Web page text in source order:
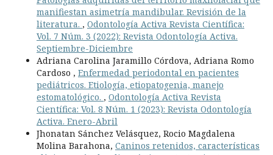
manifiestan asimetría mandibular. Revisión de la
literatura. , Odontología Activa Revista Científica:
Vol. 7 Núm. 3 (2022): Revista Odontología Activa.
Septiembre-Diciembre
Adriana Carolina Jaramillo Córdova, Adriana Romo
Cardoso , Enfermedad periodontal en pacientes
pediátricos. Etiología, etiopatogenia, manejo
estomatológico. , Odontología Activa Revista
Científica: Vol. 8 Núm. 1 (2023): Revista Odontología
Activa. Enero-Abril
Jhonatan Sánchez Velásquez, Rocio Magdalena
Molina Barahona, Caninos retenidos, características